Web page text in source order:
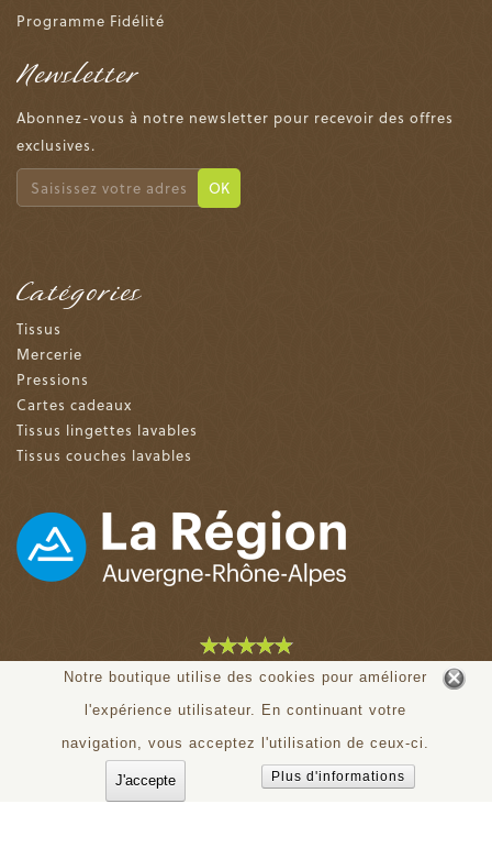
Notre boutique utilise des cookies pour améliorer
l'expérience utilisateur. En continuant votre
navigation, vous acceptez l'utilisation de ceux-ci.
Plus d'informations
Programme Fidélité
Newsletter
Abonnez-vous à notre newsletter pour recevoir des offres
exclusives.
OK
Catégories
Tissus
Mercerie
Pressions
Cartes cadeaux
Tissus lingettes lavables
Tissus couches lavables
4.9 sur 5 (153 avis)